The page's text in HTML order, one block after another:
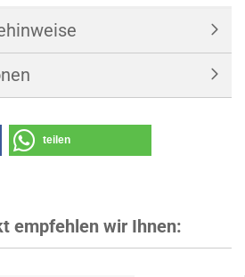
teilen
empfehlen wir Ihnen: